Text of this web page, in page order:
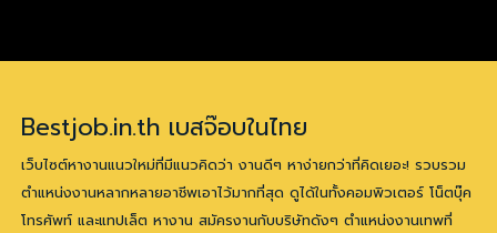
Bestjob.in.th เบสจ๊อบในไทย
เว็บไซต์หางานแนวใหม่ที่มีแนวคิดว่า งานดีๆ หาง่ายกว่าที่คิดเยอะ! รวบรวม
ตำแหน่งงานหลากหลายอาชีพเอาไว้มากที่สุด ดูได้ในทั้งคอมพิวเตอร์ โน็ตบุ๊ค
โทรศัพท์ และแทปเล็ต หางาน สมัครงานกับบริษัทดังๆ ตำแหน่งงานเทพที่